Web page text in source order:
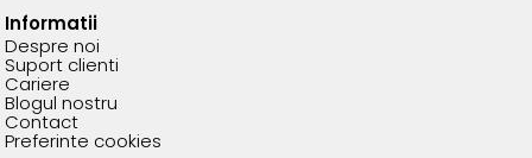
Informatii
Despre noi
Suport clienti
Cariere
Blogul nostru
Contact
Preferinte cookies